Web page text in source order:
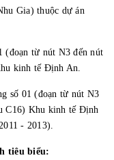
Gia) thuộc dự án
(đoạn từ nút N3 đến nút
kinh tế Định An.
số 01 (đoạn từ nút N3
C16) Khu kinh tế Định
- 2013).
tiêu biểu: